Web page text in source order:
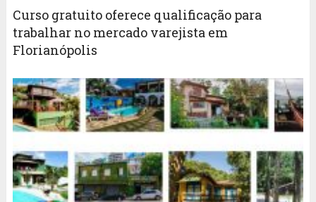
Curso gratuito oferece qualificação para
trabalhar no mercado varejista em
Florianópolis